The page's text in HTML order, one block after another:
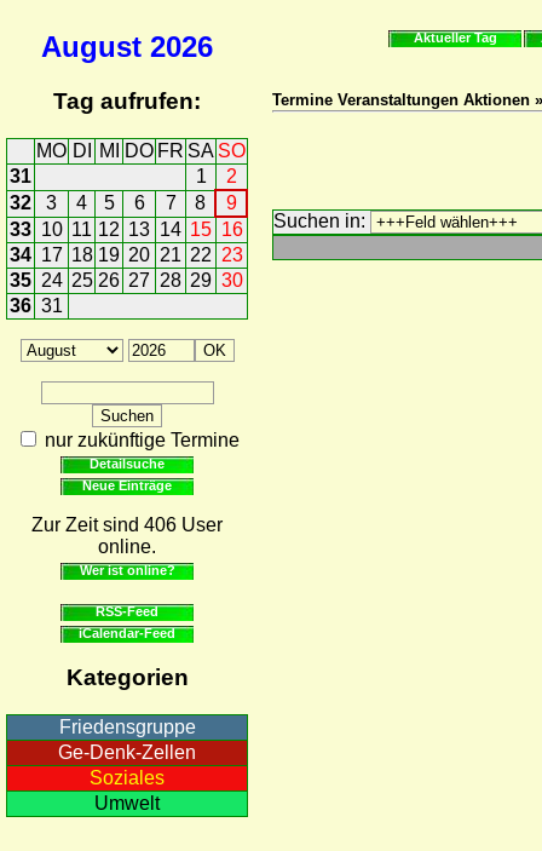
August 2026
Tag aufrufen:
MO DI MI DO FR SA SO
31
1
2
32
3 4 5 6 7 8
9
33 10 11 12 13 14 15 16
34 17 18 19 20 21 22 23
35 24 25 26 27 28 29 30
36 31
nur zukünftige Termine
Detailsuche
Neue Einträge
Zur Zeit sind 406 User
online.
Wer ist online?
RSS-Feed
iCalendar-Feed
Kategorien
Friedensgruppe
Ge-Denk-Zellen
Soziales
Umwelt
Aktueller Tag
Termine Veranstaltungen Aktionen
Suchen in: